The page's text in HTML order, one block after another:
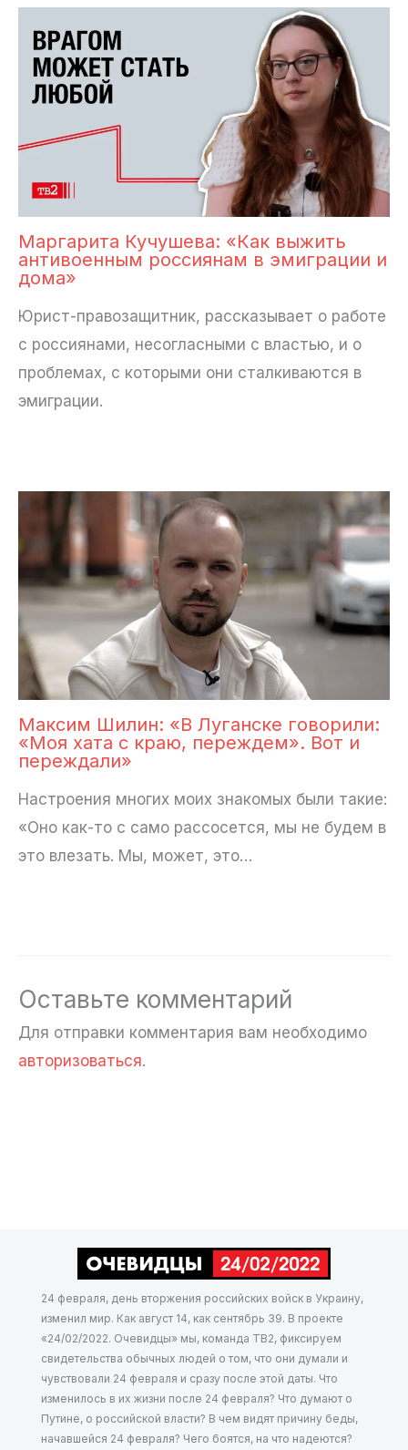
Маргарита Кучушева: «Как выжить
антивоенным россиянам в эмиграции и
дома»
Юрист-правозащитник, рассказывает о работе
с россиянами, несогласными с властью, и о
проблемах, с которыми они сталкиваются в
эмиграции.
Максим Шилин: «В Луганске говорили:
«Моя хата с краю, переждем». Вот и
переждали»
Настроения многих моих знакомых были такие:
«Оно как-то с само рассосется, мы не будем в
это влезать. Мы, может, это…
Оставьте комментарий
Для отправки комментария вам необходимо
авторизоваться.
24 февраля, день вторжения российских войск в Украину,
изменил мир. Как август 14, как сентябрь 39. В проекте
«24/02/2022. Очевидцы» мы, команда ТВ2, фиксируем
свидетельства обычных людей о том, что они думали и
чувствовали 24 февраля и сразу после этой даты. Что
изменилось в их жизни после 24 февраля? Что думают о
Путине, о российской власти? В чем видят причину беды,
начавшейся 24 февраля? Чего боятся, на что надеются?